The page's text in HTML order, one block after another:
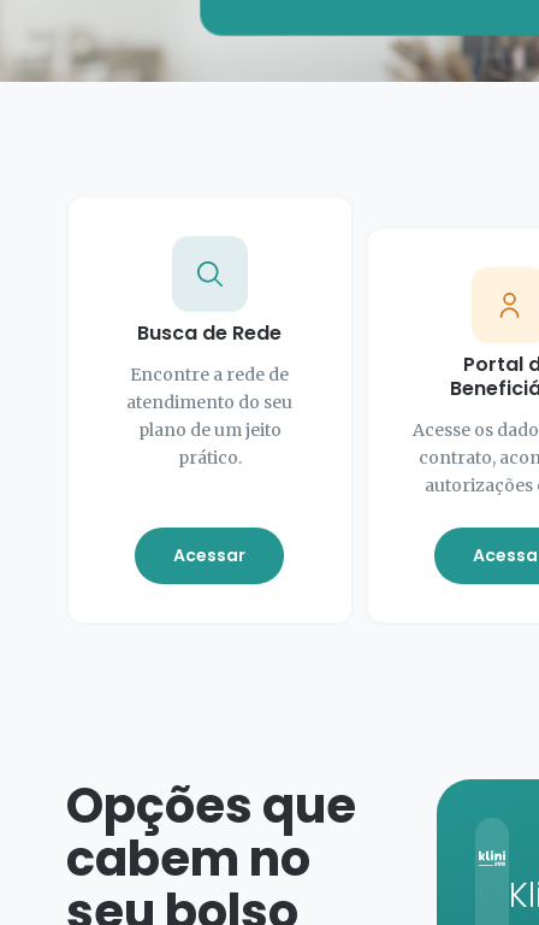
Busca de Rede
Encontre a rede de
atendimento do seu
plano de um jeito
prático.
Acessar
Portal
Acesse os
contrato,
autorizações
Opções que
cabem no
seu bolso
200
O plano
completo
e acessível
Saiba